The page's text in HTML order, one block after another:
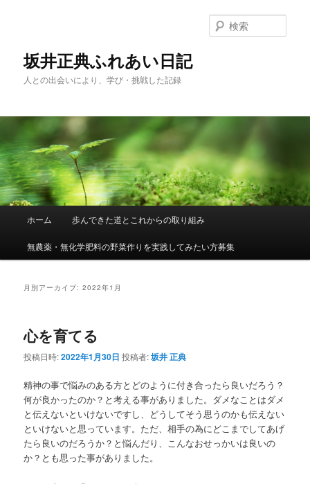
へ
動
移
坂井正典ふれあい日記
人との出会いにより、学び・挑戦した記録
索
メ
ホーム 歩んできた道とこれからの取り組み
無農薬・無化学肥料の野菜作りを実践してみたい方募集
月別アーカイブ:2022年1月
心を育てる
投稿日時:2022年1月30日 投稿者:坂井 正典
精神の事で悩みのある方とどのように付き合ったら良いだろう？
何が良かったのか？と考える事がありました。ダメなことはダメ
と伝えないといけないですし、どうしてそう思うのかも伝えない
といけないと思っています。ただ、相手の為にどこまでしてあげ
たら良いのだろうか？と悩んだり、こんなおせっかいは良いの
か？とも思った事がありました。